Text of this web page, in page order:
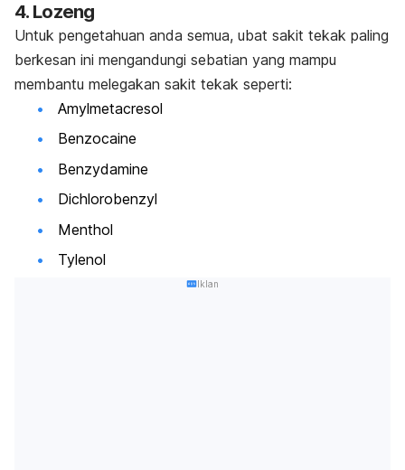
4. Lozeng
Untuk pengetahuan anda semua, ubat sakit tekak paling
berkesan ini mengandungi sebatian yang mampu
membantu melegakan sakit tekak seperti:
Amylmetacresol
Benzocaine
Benzydamine
Dichlorobenzyl
Menthol
Tylenol
Iklan